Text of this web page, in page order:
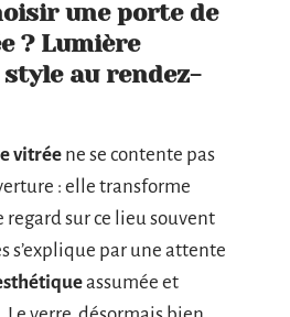
une porte de
? Lumière
au rendez-
vitrée ne se contente pas
: elle transforme
regard sur ce lieu souvent
s’explique par une attente
assumée et